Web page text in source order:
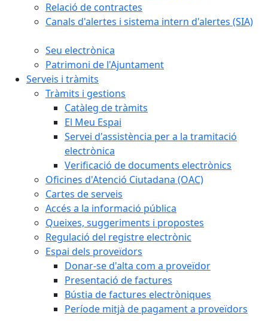
Relació de contractes
Canals d'alertes i sistema intern d'alertes (SIA)
Seu electrònica
Patrimoni de l'Ajuntament
Serveis i tràmits
Tràmits i gestions
Catàleg de tràmits
El Meu Espai
Servei d'assistència per a la tramitació
electrònica
Verificació de documents electrònics
Oficines d'Atenció Ciutadana (OAC)
Cartes de serveis
Accés a la informació pública
Queixes, suggeriments i propostes
Regulació del registre electrònic
Espai dels proveïdors
Donar-se d'alta com a proveïdor
Presentació de factures
Bústia de factures electròniques
Període mitjà de pagament a proveïdors